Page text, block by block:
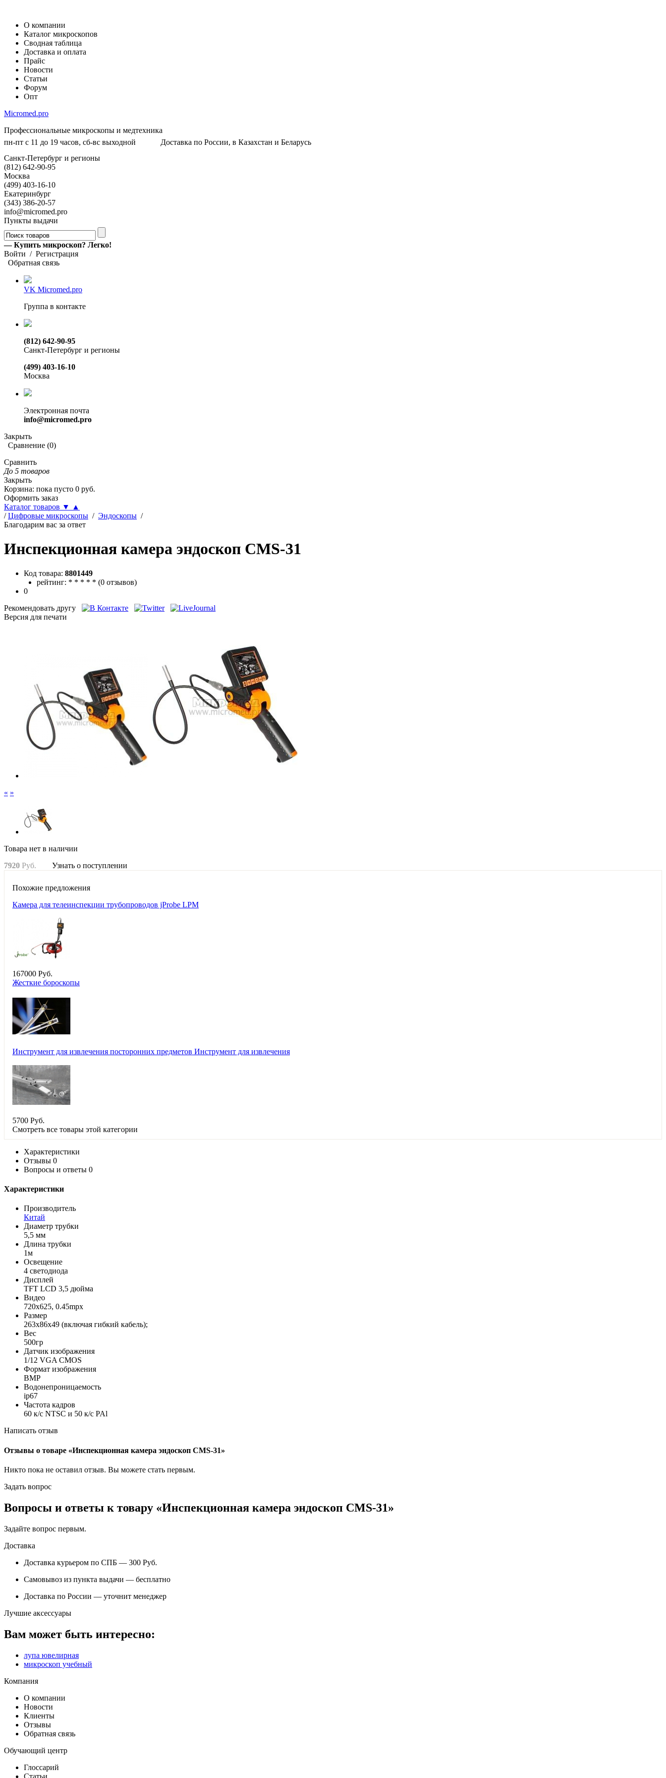
О компании
Каталог микроскопов
Сводная таблица
Доставка и оплата
Прайс
Новости
Статьи
Форум
Опт
Micromed.pro
Профессиональные микроскопы и медтехника
пн-пт с 11 до 19 часов, сб-вс выходной
Доставка по России, в Казахстан и Беларусь
Санкт-Петербург и регионы
(812) 642-90-95
Москва
(499) 403-16-10
Екатеринбург
(343) 386-20-57
info@micromed.pro
Пункты выдачи
— Купить микроскоп? Легко!
Войти / Регистрация
Обратная связь
VK Micromed.pro
Группа в контакте
(812) 642-90-95
Санкт-Петербург и регионы
(499) 403-16-10
Москва
Электронная почта
info@micromed.pro
Закрыть
Сравнение (0)
Сравнить
До 5 товаров
Закрыть
Корзина: пока пусто 0 руб.
Оформить заказ
Каталог товаров ▼
▲
/ Цифровые микроскопы / Эндоскопы /
Благодарим вас за ответ
Инспекционная камера эндоскоп CMS-31
Код товара: 8801449
рейтинг: * * * * * (0 отзывов)
0
Рекомендовать другу
Версия для печати
« »
Товара нет в наличии
7920 Руб. Узнать о поступлении
Похожие предложения
Камера для телеинспекции трубопроводов jProbe LPM
167000 Руб.
Жесткие бороскопы
Инструмент для извлечения посторонних предметов Инструмент для извлечения
5700 Руб.
Смотреть все товары этой категории
Характеристики
Отзывы 0
Вопросы и ответы 0
Характеристики
Производитель
Китай
Диаметр трубки
5,5 мм
Длина трубки
1м
Освещение
4 светодиода
Дисплей
TFT LCD 3,5 дюйма
Видео
720х625, 0.45mpx
Размер
263x86x49 (включая гибкий кабель);
Вес
500гр
Датчик изображения
1/12 VGA CMOS
Формат изображения
BMP
Водонепроницаемость
ip67
Частота кадров
60 к/с NTSC и 50 к/с PAl
Написать отзыв
Отзывы о товаре «Инспекционная камера эндоскоп CMS-31»
Никто пока не оставил отзыв. Вы можете стать первым.
Задать вопрос
Вопросы и ответы к товару «Инспекционная камера эндоскоп CMS-31»
Задайте вопрос первым.
Доставка
Доставка курьером по СПБ — 300 Руб.
Самовывоз из пункта выдачи — бесплатно
Доставка по России — уточнит менеджер
Лучшие аксессуары
Вам может быть интересно:
лупа ювелирная
микроскоп учебный
Компания
О компании
Новости
Клиенты
Отзывы
Обратная связь
Обучающий центр
Глоссарий
Статьи